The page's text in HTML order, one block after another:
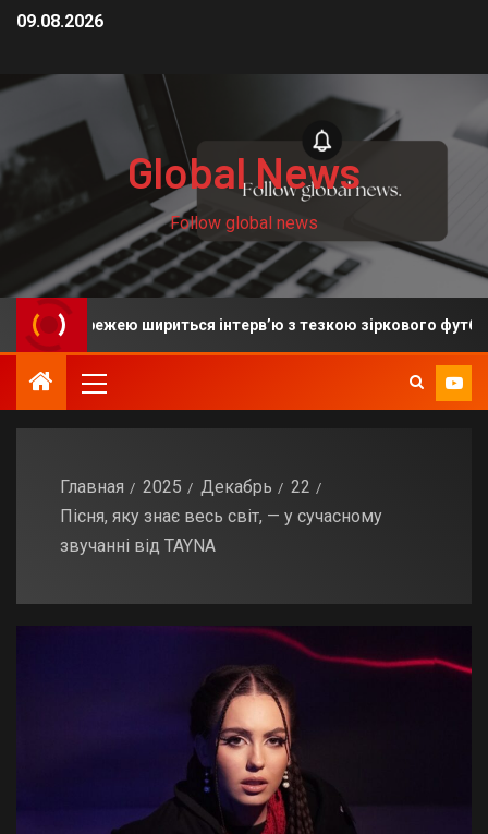
09.08.2026
Global News
Follow global news
шириться інтерв’ю з тезкою зіркового футболіста
Главная 2025 Декабрь
22
Пісня, яку знає весь світ, — у сучасному
звучанні від TAYNA